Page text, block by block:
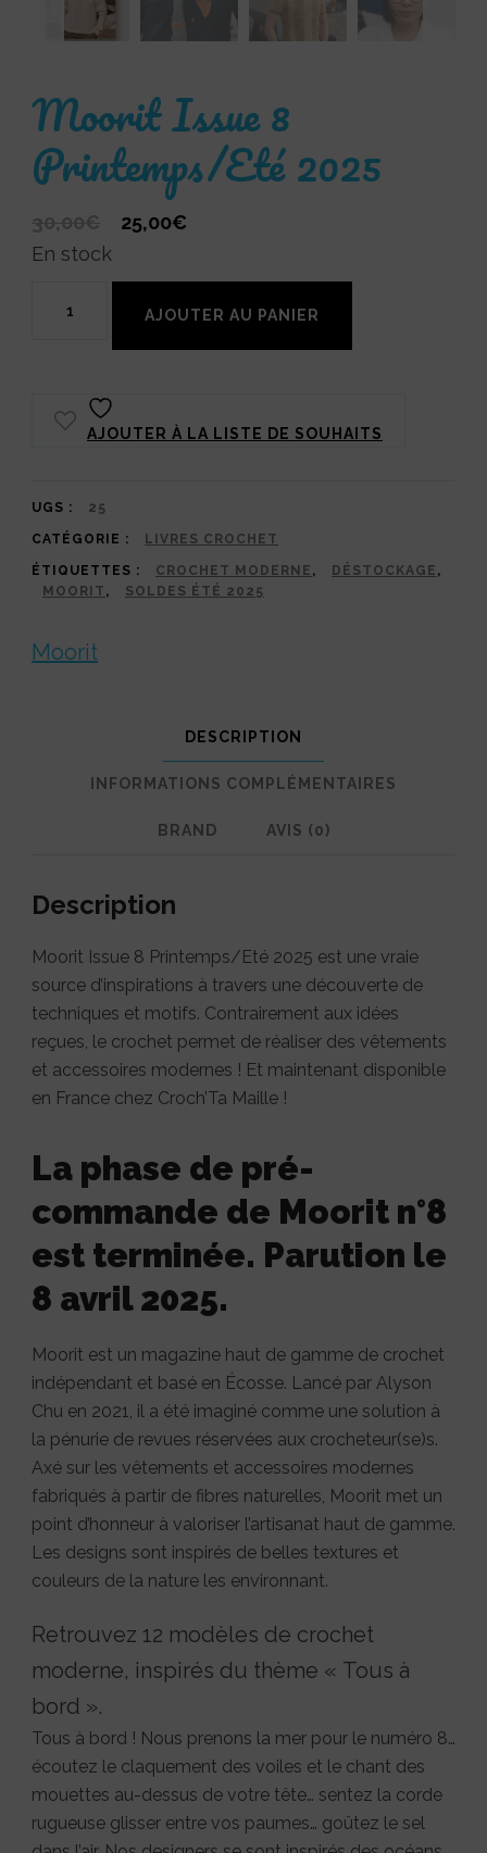
Moorit Issue 8
Printemps/Eté 2025
Le
initial
était :
30,00€.
25,00€
actuel
est :
25,00€.
En stock
Issue
2025
AJOUTER AU PANIER
AJOUTER À LA LISTE DE SOUHAITS
UGS : 25
CATÉGORIE : LIVRES CROCHET
ÉTIQUETTES : CROCHET MODERNE , DÉSTOCKAGE ,
MOORIT , SOLDES ÉTÉ 2025
Moorit
DESCRIPTION
INFORMATIONS COMPLÉMENTAIRES
BRAND AVIS (0)
Description
Moorit Issue 8 Printemps/Eté 2025 est une vraie
source d’inspirations à travers une découverte de
techniques et motifs. Contrairement aux idées
reçues, le crochet permet de réaliser des vêtements
et accessoires modernes ! Et maintenant disponible
en France chez Croch’Ta Maille !
La phase de pré-
commande de Moorit n°8
est terminée. Parution le
8 avril 2025.
Moorit est un magazine haut de gamme de crochet
indépendant et basé en Écosse. Lancé par Alyson
Chu en 2021, il a été imaginé comme une solution à
la pénurie de revues réservées aux crocheteur(se)s.
Axé sur les vêtements et accessoires modernes
fabriqués à partir de fibres naturelles, Moorit met un
point d’honneur à valoriser l’artisanat haut de gamme.
Les designs sont inspirés de belles textures et
couleurs de la nature les environnant.
Retrouvez 12 modèles de crochet
moderne, inspirés du thème « Tous à
bord ».
Tous à bord ! Nous prenons la mer pour le numéro 8…
écoutez le claquement des voiles et le chant des
mouettes au-dessus de votre tête… sentez la corde
rugueuse glisser entre vos paumes… goûtez le sel